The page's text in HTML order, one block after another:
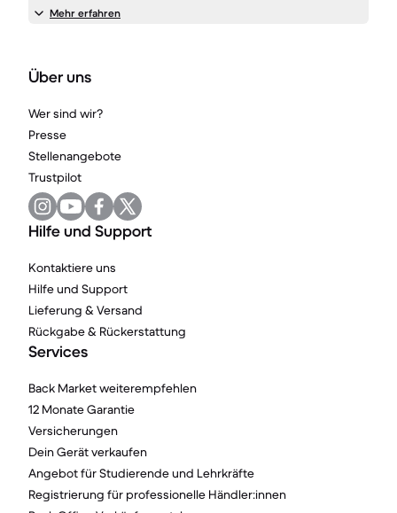
Mehr erfahren
Über uns
Wer sind wir?
Presse
Stellenangebote
Trustpilot
Hilfe und Support
Kontaktiere uns
Hilfe und Support
Lieferung & Versand
Rückgabe & Rückerstattung
Services
Back Market weiterempfehlen
12 Monate Garantie
Versicherungen
Dein Gerät verkaufen
Angebot für Studierende und Lehrkräfte
Registrierung für professionelle Händler:innen